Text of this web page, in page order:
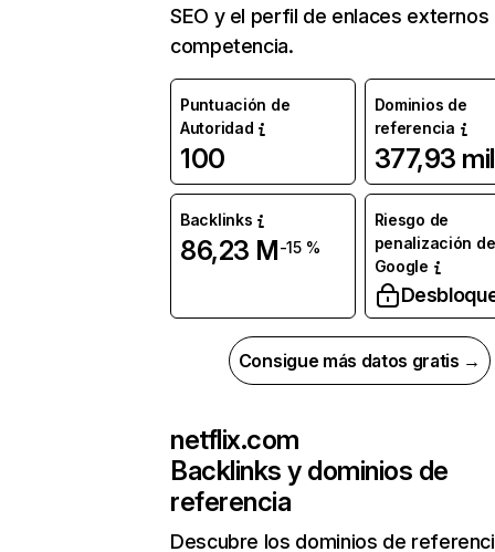
SEO y el perfil de enlaces externos
competencia.
Puntuación de
Autoridad
100
Dominios de
referencia
377,93 mil
Backlinks
86,23 M-15 %
Riesgo de
penalización de
Google
Consigue más datos gratis →
netflix.com
Backlinks y dominios de
referencia
Descubre los dominios de